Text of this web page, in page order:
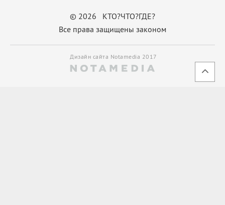
© 2026 КТО?ЧТО?ГДЕ?
Все права защищены законом
Дизайн сайта Notamedia 2017